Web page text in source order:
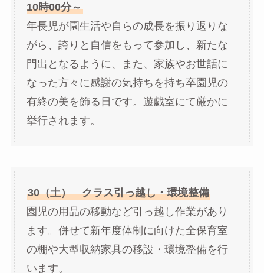
10時00分～
年長児が園生活や自らの成長を振り返りな
がら、誇りと自信をもって参加し、新たな
門出となるように、また、家族やお世話に
なった方々に感謝の気持ちを持ち卒園児の
有終の美を飾る日です。遊戯室にて厳かに
挙行されます。
30（土） クラス引っ越し・環境整備
園児の用品の移動など引っ越し作業があり
ます。併せて新年度体制に向けた全保育室
の棚や大型収納家具の移設・環境整備を行
います。